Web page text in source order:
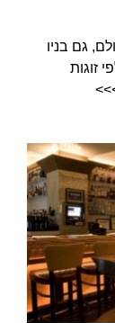
גם בניו
זוגות